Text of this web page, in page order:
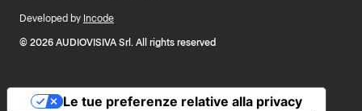
Developed by Incode
© 2026 AUDIOVISIVA Srl. All rights reserved
Le tue preferenze relative alla privacy